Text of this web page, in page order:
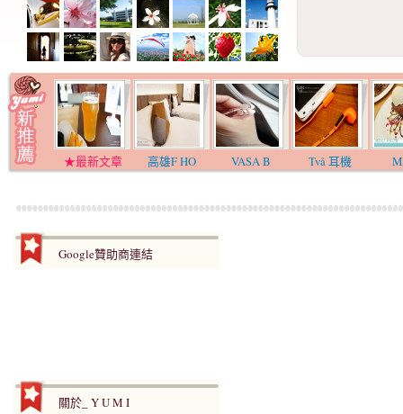
★最新文章 高雄F HO VASA B Två 耳機
Google贊助商連結
關於_ Y U M I